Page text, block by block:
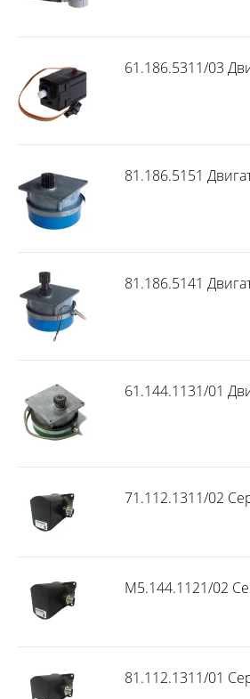
61.186.5311/03
81.186.5151
81.186.5141
61.144.1131/01
71.112.1311/02
M5.144.1121/02
81.112.1311/01